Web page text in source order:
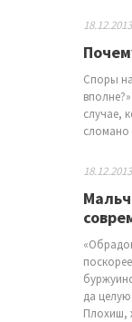
18.12.2013
Споры
случае,
18.12.2013
да
Плохиш,